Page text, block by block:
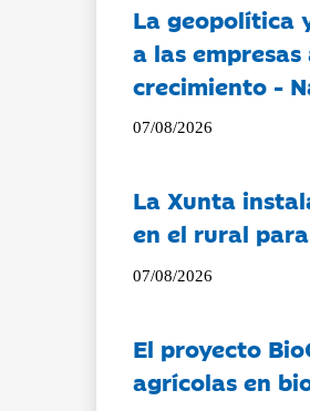
La geopolítica
a las
crecimiento -
07/08/2026
La Xunta
en el rural
07/08/2026
El proyecto
agrícolas en